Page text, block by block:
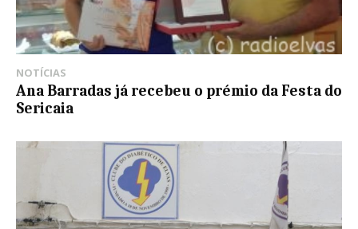
NOTÍCIAS
Ana Barradas já recebeu o prémio da Festa do
Sericaia